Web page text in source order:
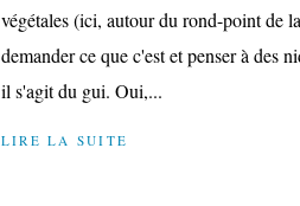
végétales (ici, autour du rond-point de
demander ce que c'est et penser à des
il s'agit du gui. Oui,...
LIRE LA SUITE